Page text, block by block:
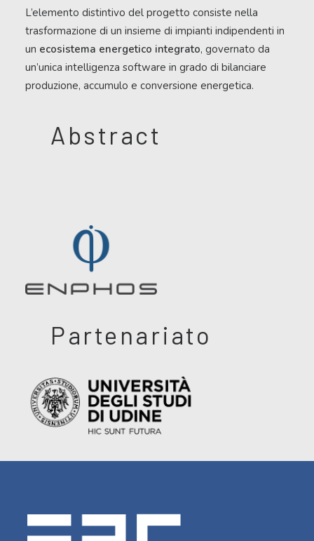
Abstract
L’elemento distintivo del progetto consiste nella
trasformazione di un insieme di impianti indipendenti in
un ecosistema energetico integrato, governato da
un’unica intelligenza software in grado di bilanciare
produzione, accumulo e conversione energetica.
Partenariato